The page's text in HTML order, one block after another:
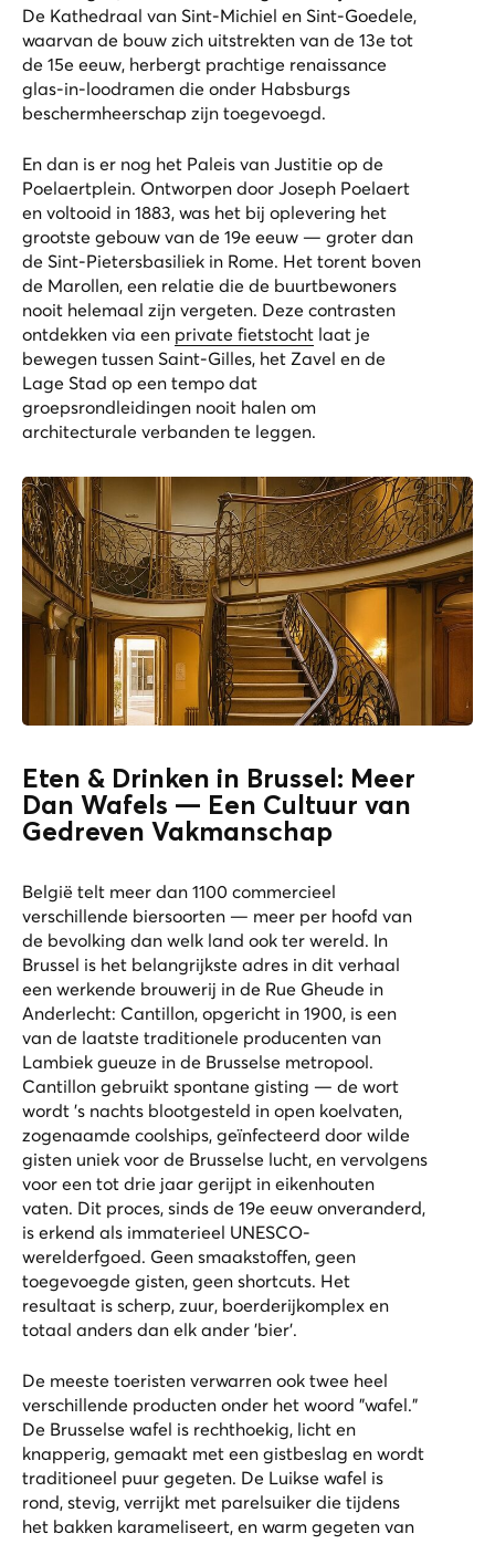
De Kathedraal van Sint-Michiel en Sint-Goedele,
waarvan de bouw zich uitstrekten van de 13e tot
de 15e eeuw, herbergt prachtige renaissance
glas-in-loodramen die onder Habsburgs
beschermheerschap zijn toegevoegd.
En dan is er nog het Paleis van Justitie op de
Poelaertplein. Ontworpen door Joseph Poelaert
en voltooid in 1883, was het bij oplevering het
grootste gebouw van de 19e eeuw — groter dan
de Sint-Pietersbasiliek in Rome. Het torent boven
de Marollen, een relatie die de buurtbewoners
nooit helemaal zijn vergeten. Deze contrasten
ontdekken via een private fietstocht laat je
bewegen tussen Saint-Gilles, het Zavel en de
Lage Stad op een tempo dat
groepsrondleidingen nooit halen om
architecturale verbanden te leggen.
Eten & Drinken in Brussel: Meer
Dan Wafels — Een Cultuur van
Gedreven Vakmanschap
België telt meer dan 1100 commercieel
verschillende biersoorten — meer per hoofd van
de bevolking dan welk land ook ter wereld. In
Brussel is het belangrijkste adres in dit verhaal
een werkende brouwerij in de Rue Gheude in
Anderlecht: Cantillon, opgericht in 1900, is een
van de laatste traditionele producenten van
Lambiek gueuze in de Brusselse metropool.
Cantillon gebruikt spontane gisting — de wort
wordt 's nachts blootgesteld in open koelvaten,
zogenaamde coolships, geïnfecteerd door wilde
gisten uniek voor de Brusselse lucht, en vervolgens
voor een tot drie jaar gerijpt in eikenhouten
vaten. Dit proces, sinds de 19e eeuw onveranderd,
is erkend als immaterieel UNESCO-
werelderfgoed. Geen smaakstoffen, geen
toegevoegde gisten, geen shortcuts. Het
resultaat is scherp, zuur, boerderijkomplex en
totaal anders dan elk ander 'bier'.
De meeste toeristen verwarren ook twee heel
verschillende producten onder het woord "wafel."
De Brusselse wafel is rechthoekig, licht en
knapperig, gemaakt met een gistbeslag en wordt
traditioneel puur gegeten. De Luikse wafel is
rond, stevig, verrijkt met parelsuiker die tijdens
het bakken karameliseert, en warm gegeten van